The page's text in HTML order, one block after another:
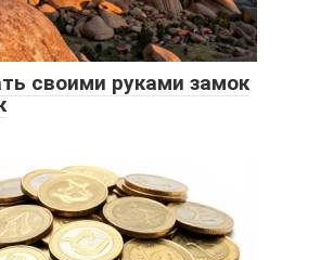
своими руками замок